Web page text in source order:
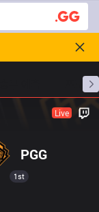
프로빌
Live
PGG
1st